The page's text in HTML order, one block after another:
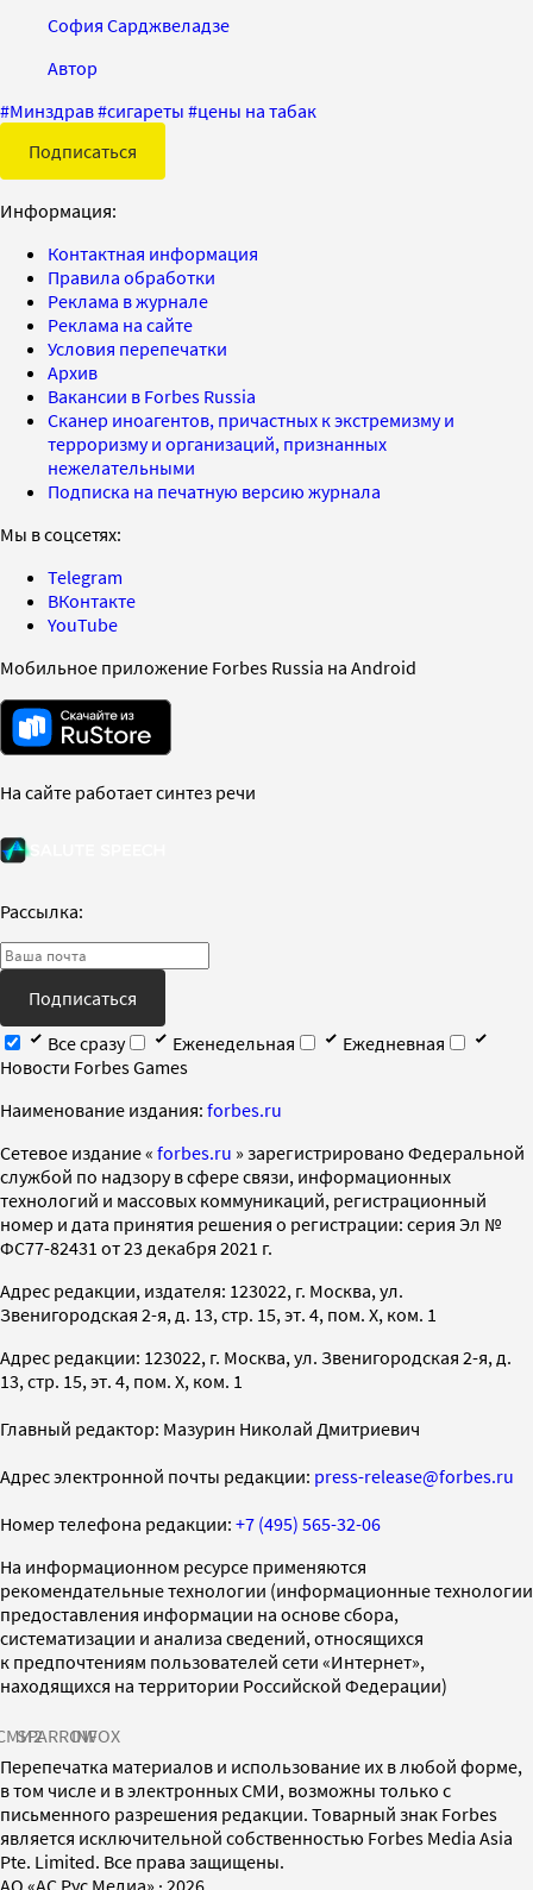
София Сарджвеладзе
Автор
#Минздрав#сигареты #цены на табак
Подписаться
Информация:
Контактная информация
Правила обработки
Реклама в журнале
Реклама на сайте
Условия перепечатки
Архив
Вакансии в Forbes Russia
Сканер иноагентов, причастных к экстремизму и
терроризму и организаций, признанных
нежелательными
Подписка на печатную версию журнала
Мы в соцсетях:
Telegram
ВКонтакте
YouTube
Мобильное приложение Forbes Russia на Android
На сайте работает синтез речи
Рассылка:
Подписаться
Все сразу
Еженедельная
Ежедневная
Новости Forbes Games
Наименование издания: forbes.ru
Cетевое издание « forbes.ru » зарегистрировано Федеральной
службой по надзору в сфере связи, информационных
технологий и массовых коммуникаций, регистрационный
номер и дата принятия решения о регистрации: серия Эл №
ФС77-82431 от 23 декабря 2021 г.
Адрес редакции, издателя: 123022, г. Москва, ул.
Звенигородская 2-я, д. 13, стр. 15, эт. 4, пом. X, ком. 1
Адрес редакции: 123022, г. Москва, ул. Звенигородская 2-я, д.
13, стр. 15, эт. 4, пом. X, ком. 1
Главный редактор: Мазурин Николай Дмитриевич
Адрес электронной почты редакции: press-release@forbes.ru
Номер телефона редакции: +7 (495) 565-32-06
На информационном ресурсе применяются
рекомендательные технологии (информационные технологии
предоставления информации на основе сбора,
систематизации и анализа сведений, относящихся
к предпочтениям пользователей сети «Интернет»,
находящихся на территории Российской Федерации)
SPARROWINFOX
Перепечатка материалов и использование их в любой форме,
в том числе и в электронных СМИ, возможны только с
письменного разрешения редакции. Товарный знак Forbes
является исключительной собственностью Forbes Media Asia
Pte. Limited. Все права защищены.
AO «АС Рус Медиа» · 2026